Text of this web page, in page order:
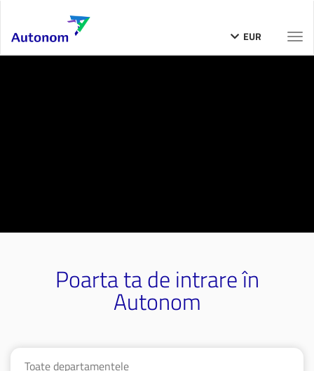
EUR
Poarta ta de intrare în
Autonom